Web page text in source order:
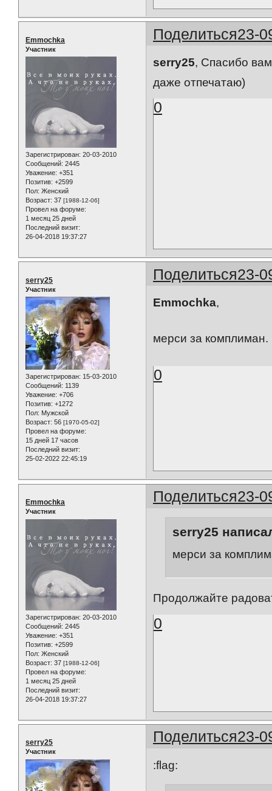
Поделиться23-
Emmochka
Участник
Зарегистрирован: 20-03-2010
Сообщений: 2445
Уважение: +351
Позитив: +2599
Пол: Женский
Возраст: 37 [1988-12-06]
Провел на форуме:
1 месяц 25 дней
Последний визит:
26-04-2018 19:37:27
serry25, Спасибо
даже отпечатаю)
0
Поделиться23-
serry25
Участник
Зарегистрирован: 15-03-2010
Сообщений: 1139
Уважение: +706
Позитив: +1272
Пол: Мужской
Возраст: 56 [1970-05-02]
Провел на форуме:
15 дней 17 часов
Последний визит:
25-02-2022 22:45:19
Emmochka,
мерси за
0
Поделиться23-
Emmochka
Участник
Зарегистрирован: 20-03-2010
Сообщений: 2445
Уважение: +351
Позитив: +2599
Пол: Женский
Возраст: 37 [1988-12-06]
Провел на форуме:
1 месяц 25 дней
Последний визит:
26-04-2018 19:37:27
serry25
мерси за
Продолжайте
0
Поделиться23-
serry25
Участник
:flag: